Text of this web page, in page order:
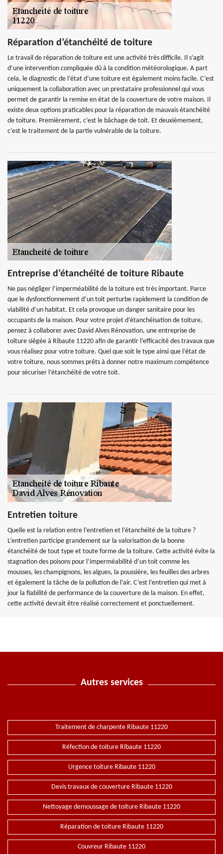
Réparation d’étanchéité de toiture
Le travail de réparation de toiture est une activité très difficile. Il s’agit
d’une intervention compliquée dû à la condition météorologique. A part
cela, le diagnostic de l’état d’une toiture est également moins facile. C’est
uniquement la collaboration avec un prestataire professionnel qui vous
permet de garantir la remise en état de la couverture de votre maison. Il
existe deux options praticables pour la réparation de mauvais étanchéité
de toiture. Premièrement, c’est le bâchage de toit. Et deuxièmement,
c’est le traitement de la partie vulnérable de la toiture.
Entreprise d’étanchéité de toiture Ribaute
Ne pas négliger l’imperméabilité de la toiture est très important. Parce
que le dysfonctionnement d’un toit perturbe rapidement la condition de
viabilité d’un habitat. Et cela provoque un danger sanitaire pour les
occupants de la maison. Pour votre projet d’étanchéisation de toiture,
pensez à collaborer avec David Alves Rénovation, une entreprise de
toiture siégée à Ribaute 11220 afin de garantir l’efficacité des travaux que
vous réalisez pour votre toiture. Quel que soit le type ainsi que l’état de
votre toiture, nous sommes prêts à donner notre maximum compétence
pour sécuriser l’étanchéité de votre toit.
Entretien toiture
Quelle est la relation entre l’entretien et l’étanchéité de la toiture ?
L’entretien participe grandement sur la valorisation de la bonne
étanchéité de tout type et toute forme de la toiture. Cette activité évite la
stagnation des poisons pour l’imperméabilité d’un toit comme les
mousses, les champignons, les algues, la poussière, les feuilles des arbres
et également la tâche de la pollution de l’air. C’est l’entretien qui met à
jour la fiabilité de performance de la couverture de la maison. En effet,
cette activité devrait être réalisé correctement et ponctuellement.
Autres services
Traitement de charpente Ribaute 11220
Réfection de toiture Ribaute 11220
Urgence toiture Ribaute 11220
Devis travaux de couverture Ribaute 11220
Nettoyage demoussage de toiture Ribaute 11220
Réparation de toiture Ribaute 11220
Couvreur Ribaute 11220